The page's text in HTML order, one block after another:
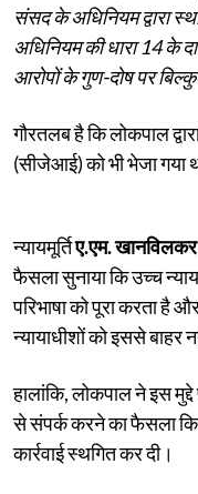
संसद के अधिनियम द्वारा
अधिनियम की धारा 14
आरोपों के गुण-दोष पर
गौरतलब है कि लोकपाल
(सीजेआई) को भी भेजा गया
न्यायमूर्तिए.एम. खानविलकर
फैसला सुनाया कि उच्च
परिभाषा को पूरा करता है
न्यायाधीशों को इससे बाहर
हालांकि, लोकपाल ने इस
से संपर्क करने का फैसला
कार्रवाई स्थगित कर दी।